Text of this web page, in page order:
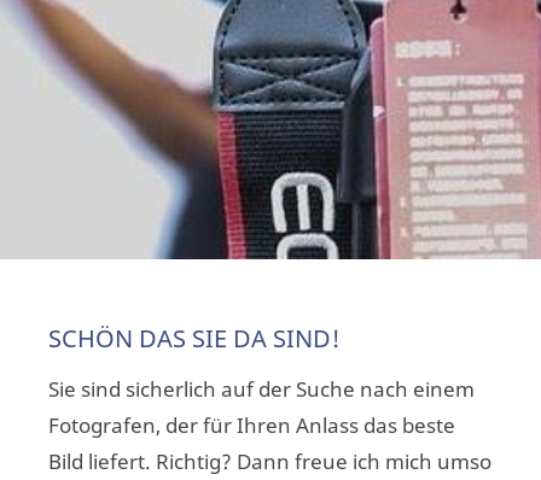
SCHÖN DAS SIE DA SIND!
Sie sind sicherlich auf der Suche nach einem
Fotografen, der für Ihren Anlass das beste
Bild liefert. Richtig? Dann freue ich mich umso